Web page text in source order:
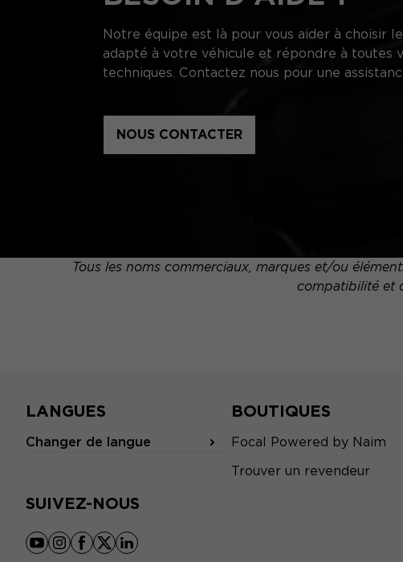
Notre équipe est là pour vous aider à choisir
adapté à votre véhicule et répondre à toutes
techniques. Contactez nous pour une
NOUS CONTACTER
Tous les noms commerciaux, marques et/ou
compatibilité et
LANGUES
Changer de langue
SUIVEZ-NOUS
youtube
instagram
facebook
x linkedin
BOUTIQUES
Focal Powered by Naim
Trouver un revendeur